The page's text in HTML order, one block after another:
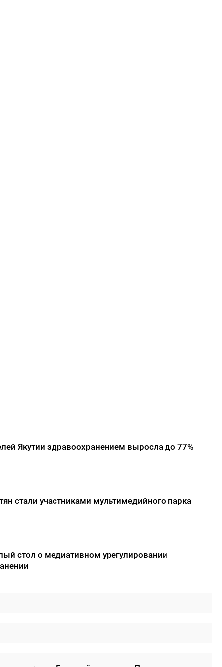
Якутии здравоохранением выросла до 77%
стали участниками мультимедийного парка
стол о медиативном урегулировании